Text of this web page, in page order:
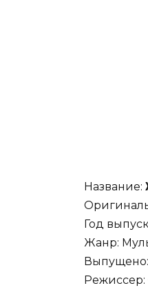
Название:
Год
Жанр:
Выпущено:
Режиссер: